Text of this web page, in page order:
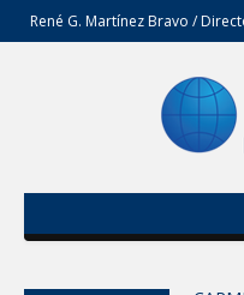
René G. Martínez Bravo /